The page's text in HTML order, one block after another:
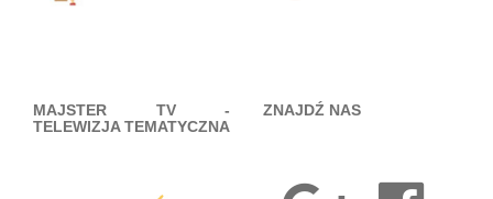
MAJSTER TV -
TELEWIZJA TEMATYCZNA
ZNAJDŹ NAS